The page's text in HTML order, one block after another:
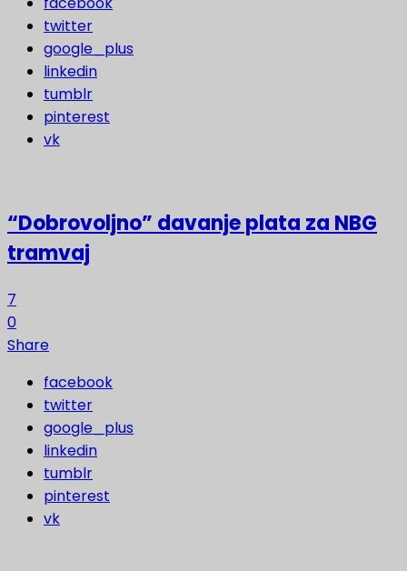
twitter
google_plus
linkedin
tumblr
pinterest
vk
“Dobrovoljno” davanje plata za NBG
tramvaj
7
0
Share
facebook
twitter
google_plus
linkedin
tumblr
pinterest
vk